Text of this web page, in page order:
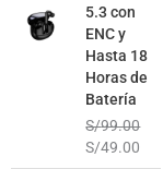
5.3 con
ENC y
Hasta 18
Horas de
Batería
S/99.00
S/49.00